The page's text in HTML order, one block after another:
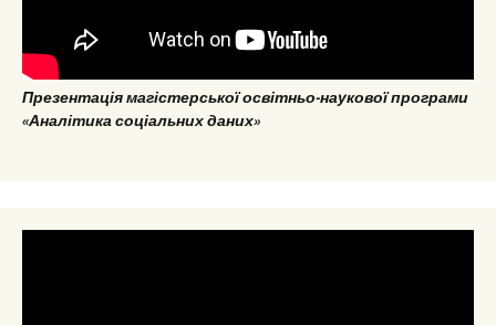
Презентація магістерської освітньо-наукової програми
«Аналітика соціальних даних»